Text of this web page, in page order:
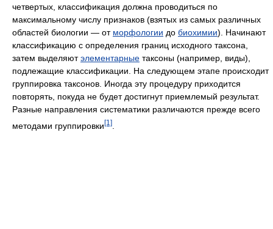
четвертых, классификация должна проводиться по
максимальному числу признаков (взятых из самых различных
областей биологии — от морфологии до биохимии). Начинают
классификацию с определения границ исходного таксона,
затем выделяютэлементарные таксоны (например, виды),
подлежащие классификации. На следующем этапе происходит
группировка таксонов. Иногда эту процедуру приходится
повторять, покуда не будет достигнут приемлемый результат.
Разные направления систематики различаются прежде всего
методами группировки[1]